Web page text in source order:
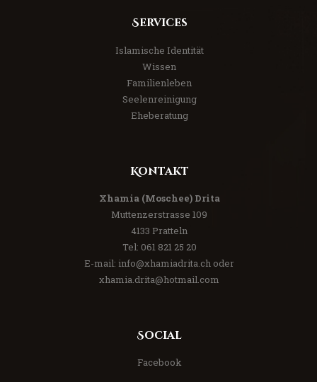
Services
Islamische Identität
Wissen
Familienleben
Seelenreinigung
Eheberatung
Kontakt
Xhamia (Moschee) Drita
Muttenzerstrasse 109
4133 Pratteln
Tel: 061 821 25 20
E-mail: info@xhamiadrita.ch oder
xhamia.drita@hotmail.com
Social
Facebook